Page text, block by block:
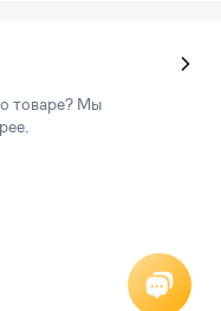
товаре? Мы